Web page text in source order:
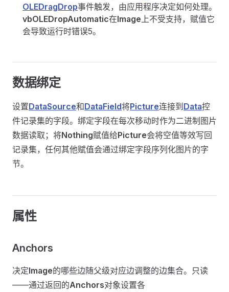
OLEDragDrop事件触发，由应用程序决定如何处理。
vbOLEDropAutomatic在Image上不受支持，赋值它
会导致运行时错误5。
数据绑定
设置DataSource和DataField将Picture连接到 Data控
件记录集的字段。绑定字段在每次移动时作为二进制图片
数据读取；将Nothing赋值给Picture会将空值等效写回
记录集，任何其他赋值会通过绑定字段序列化图片的字
节。
属性
Anchors
决定Image的哪些边随父级对应边调整的边集合。只读
——通过返回的Anchors对象设置各